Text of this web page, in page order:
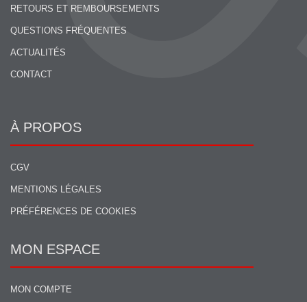
RETOURS ET REMBOURSEMENTS
QUESTIONS FRÉQUENTES
ACTUALITÉS
CONTACT
À PROPOS
CGV
MENTIONS LÉGALES
PRÉFÉRENCES DE COOKIES
MON ESPACE
MON COMPTE